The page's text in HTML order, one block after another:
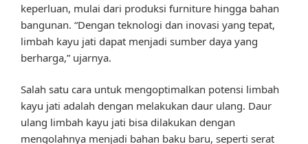
keperluan, mulai dari produksi furniture hingga bahan
bangunan. “Dengan teknologi dan inovasi yang tepat,
limbah kayu jati dapat menjadi sumber daya yang
berharga,” ujarnya.
Salah satu cara untuk mengoptimalkan potensi limbah
kayu jati adalah dengan melakukan daur ulang. Daur
ulang limbah kayu jati bisa dilakukan dengan
mengolahnya menjadi bahan baku baru, seperti serat